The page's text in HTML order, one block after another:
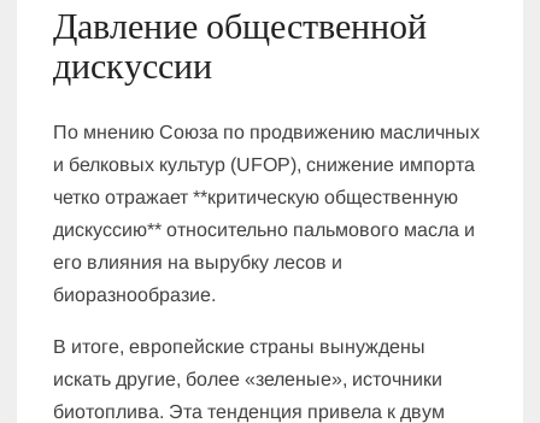
Давление общественной
дискуссии
По мнению Союза по продвижению масличных
и белковых культур (UFOP), снижение импорта
четко отражает **критическую общественную
дискуссию** относительно пальмового масла и
его влияния на вырубку лесов и
биоразнообразие.
В итоге, европейские страны вынуждены
искать другие, более «зеленые», источники
биотоплива. Эта тенденция привела к двум